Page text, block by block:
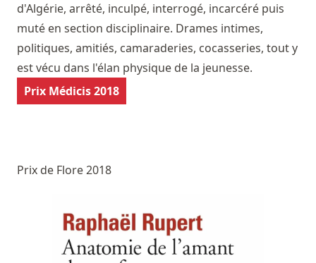
d'Algérie, arrêté, inculpé, interrogé, incarcéré puis
muté en section disciplinaire. Drames intimes,
politiques, amitiés, camaraderies, cocasseries, tout y
est vécu dans l'élan physique de la jeunesse.
Prix Médicis 2018
Prix de Flore 2018